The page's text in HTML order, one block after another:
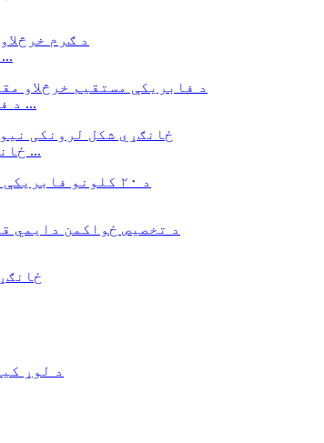
د ګرم خرڅلاو مقناطیسي لاس بند وسیله د قوي نیوډیمي سره ...
د فابریکې مستقیم خرڅلاو مقناطیسي وسیلې د لاس کمربند قوي ...
د N54 قوي NdFeB ځانګړي شکل لرونکي نیوډیمیم مقناطیس سره ...